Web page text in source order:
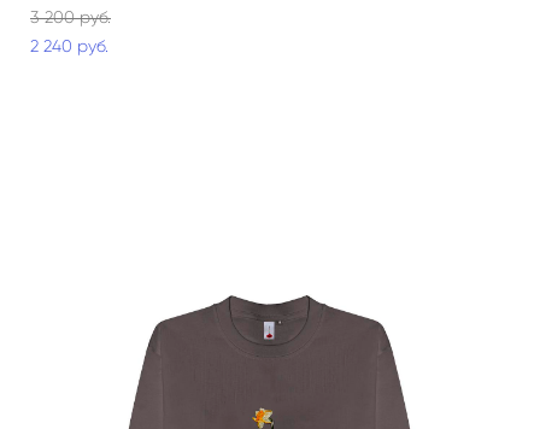
3 200 pуб.
2 240 pуб.